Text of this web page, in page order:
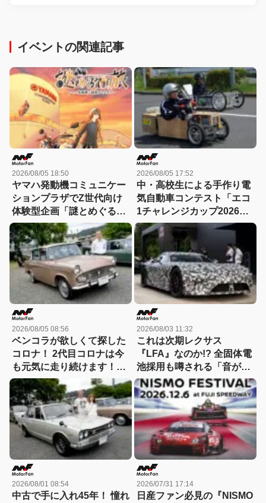
イベントの関連記事
2026/08/05 18:50
ヤマハ発動機コミュニケー
ションプラザでZ世代向け
体験型企画「謎とめぐる記
憶の旅」が実施中！
2026/08/05 17:52
中・高校生による手作り電
気自動車コンテスト「エコ
1チャレンジカップ2026」
が8月22日に開催！
2026/08/05 08:56
ベンコラが欲しくて探した
コロナ！ 2代目コロナは今
も元気に走り続けます！
【花見の里で感謝の集いや
ります！】
2026/08/03 11:32
これは次期レクサス
『LFA』なのか!? 全固体電
池採用も噂される「音がし
ない」謎の次世代スーパー
カーの正体を探る! 【現地
写真付き】
2026/08/01 08:54
中古で手に入れ45年！ 憧れ
2026/07/31 17:14
日産ファン必見の『NISMO